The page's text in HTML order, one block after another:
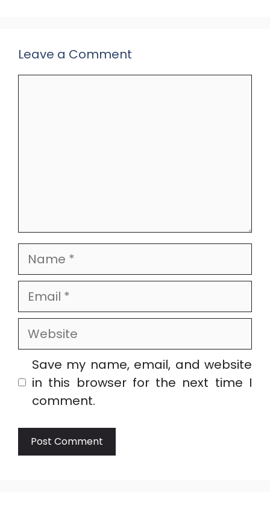
Leave a Comment
Name
Email
Website
Save my name, email, and website
in this browser for the next time I
comment.